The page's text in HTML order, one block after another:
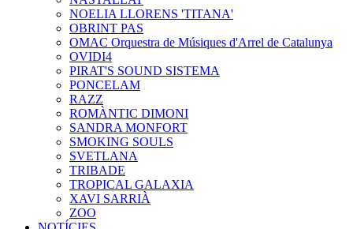
NOELIA LLORENS 'TITANA'
OBRINT PAS
OMAC Orquestra de Músiques d'Arrel de Catalunya
OVIDI4
PIRAT'S SOUND SISTEMA
PONCELAM
RAZZ
ROMÀNTIC DIMONI
SANDRA MONFORT
SMOKING SOULS
SVETLANA
TRIBADE
TROPICAL GALAXIA
XAVI SARRIÀ
ZOO